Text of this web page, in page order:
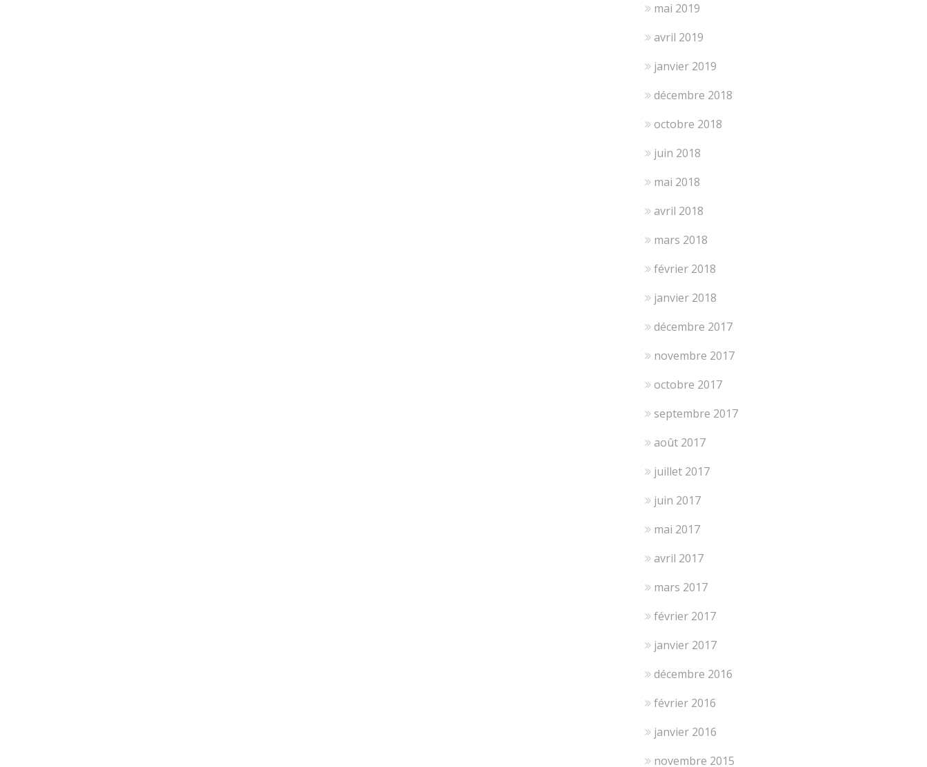
mai 2019
avril 2019
janvier 2019
décembre 2018
octobre 2018
juin 2018
mai 2018
avril 2018
mars 2018
février 2018
janvier 2018
décembre 2017
novembre 2017
octobre 2017
septembre 2017
août 2017
juillet 2017
juin 2017
mai 2017
avril 2017
mars 2017
février 2017
janvier 2017
décembre 2016
février 2016
janvier 2016
novembre 2015